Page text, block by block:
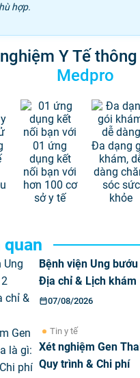
hợp.
Y Tế
Medpro
01 ứng
dụng kết
nối bạn với
hơn 100 cơ
sở y tế
Đa dạng
khám,
dàng
sóc sức
khỏe
Bệnh viện Ung
Địa chỉ & Lịch khám
07/08/2026
Tin y tế
Xét nghiệm Gen
Quy trình & Chi phí